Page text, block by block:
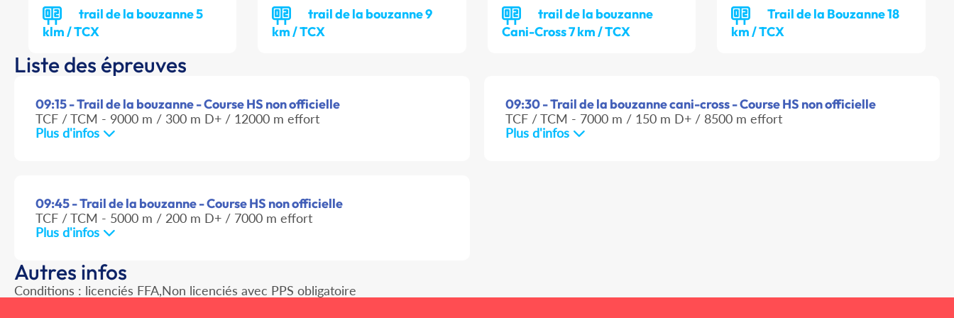
trail de la bouzanne 5
klm / TCX
trail de la bouzanne 9
km / TCX
trail de la bouzanne
Cani-Cross 7 km / TCX
Trail de la Bouzanne 18
km / TCX
Liste des épreuves
09:15 - Trail de la bouzanne - Course HS non officielle
TCF / TCM - 9000 m / 300 m D+ / 12000 m effort
Plus d'infos
09:30 - Trail de la bouzanne cani-cross - Course HS non officielle
TCF / TCM - 7000 m / 150 m D+ / 8500 m effort
Plus d'infos
09:45 - Trail de la bouzanne - Course HS non officielle
TCF / TCM - 5000 m / 200 m D+ / 7000 m effort
Plus d'infos
Autres infos
Conditions : licenciés FFA,Non licenciés avec PPS obligatoire